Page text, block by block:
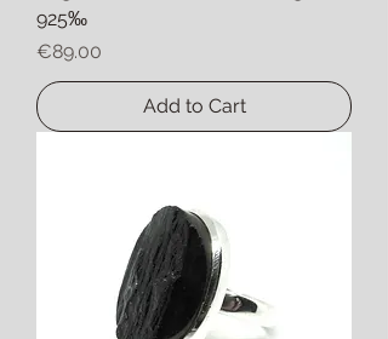
925‰
Price
€89.00
Add to Cart